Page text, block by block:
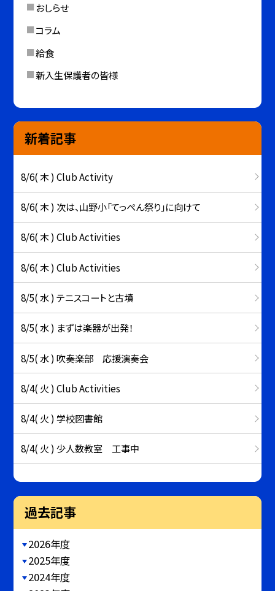
おしらせ
コラム
給食
新入生保護者の皆様
新着記事
8/6( 木 ) Club Activity
8/6( 木 ) 次は、山野小「てっぺん祭り」に向けて
8/6( 木 ) Club Activities
8/6( 木 ) Club Activities
8/5( 水 ) テニスコートと古墳
8/5( 水 ) まずは楽器が出発！
8/5( 水 ) 吹奏楽部 応援演奏会
8/4( 火 ) Club Activities
8/4( 火 ) 学校図書館
8/4( 火 ) 少人数教室 工事中
過去記事
2026年度
2025年度
2024年度